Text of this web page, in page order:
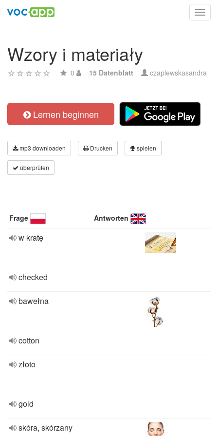
Wzory i materiały
0 15 Datenblatt czaplewskasandra
Lernen beginnen
mp3 downloaden Drucken spielen
überprüfen
Frage Antworten
w kratę
checked
bawełna
cotton
złoto
gold
skóra, skórzany